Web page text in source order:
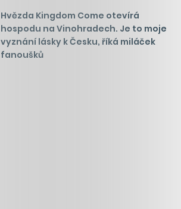
Hvězda Kingdom Come otevírá
hospodu na Vinohradech. Je to moje
vyznání lásky k Česku, říká miláček
fanoušků